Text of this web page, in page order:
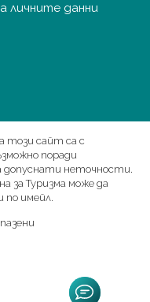
личните данни
този сайт са с
поради
допуснати неточности.
за Туризма може да
по имейл.